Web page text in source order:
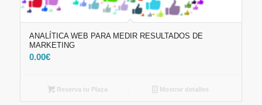
ANALÍTICA WEB PARA MEDIR RESULTADOS DE
MARKETING
0.00€
Reserva tu Plaza Mostrar detalles